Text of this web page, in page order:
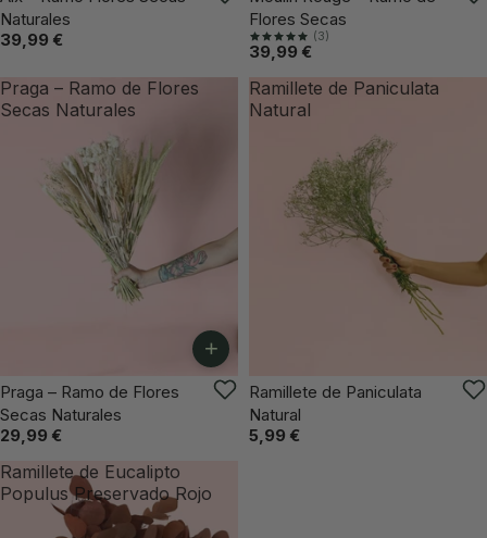
Naturales
39,99 €
Flores Secas
(3)
39,99 €
Praga – Ramo de Flores
Secas Naturales
+
Praga – Ramo de Flores
Secas Naturales
29,99 €
Ramillete de Paniculata
Natural
VUELVE PRONTO
Ramillete de Paniculata
Natural
5,99 €
Ramillete de Eucalipto
Populus Preservado Rojo